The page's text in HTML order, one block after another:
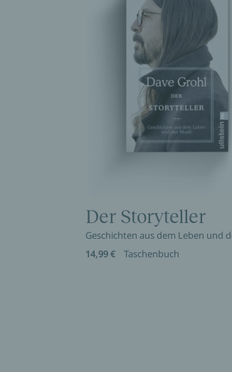
Der Storyteller
Geschichten aus dem Leben und
14,99 €
Taschenbuch